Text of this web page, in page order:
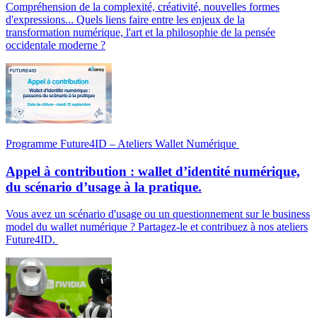
Compréhension de la complexité, créativité, nouvelles formes
d'expressions... Quels liens faire entre les enjeux de la
transformation numérique, l'art et la philosophie de la pensée
occidentale moderne ?
Programme Future4ID – Ateliers Wallet Numérique
Appel à contribution : wallet d’identité numérique,
du scénario d’usage à la pratique.
Vous avez un scénario d'usage ou un questionnement sur le business
model du wallet numérique ? Partagez-le et contribuez à nos ateliers
Future4ID.